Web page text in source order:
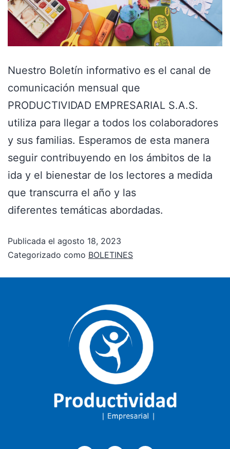
Nuestro Boletín informativo es el canal de
comunicación mensual que
PRODUCTIVIDAD EMPRESARIAL S.A.S.
utiliza para llegar a todos los colaboradores
y sus familias. Esperamos de esta manera
seguir contribuyendo en los ámbitos de la
ida y el bienestar de los lectores a medida
que transcurra el año y las
diferentes temáticas abordadas.
Publicada el agosto 18, 2023
Categorizado como BOLETINES